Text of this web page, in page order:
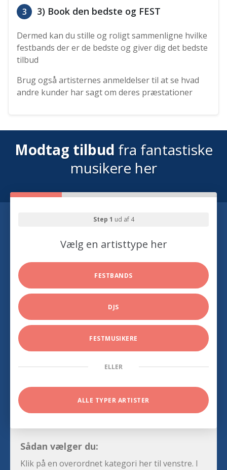
3 3) Book den bedste og FEST
Dermed kan du stille og roligt sammenligne hvilke
festbands der er de bedste og giver dig det bedste
tilbud
Brug også artisternes anmeldelser til at se hvad
andre kunder har sagt om deres præstationer
Modtag tilbud fra fantastiske
musikere her
Step 1 ud af 4
Vælg en artisttype her
FESTBANDS
DJS
FESTMUSIKERE
ELLER
ALLE TYPER ARTISTER
Sådan vælger du:
Klik på en overordnet kategori her til venstre. I